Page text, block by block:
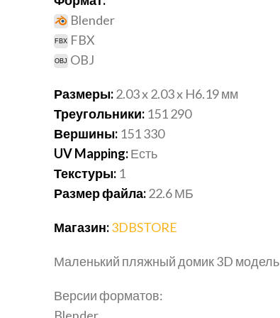
Blender
FBX
OBJ
Размеры:2.03 x 2.03 x H6.19 мм
Треугольники: 151 290
Вершины: 151 330
UV Mapping:Есть
Текстуры: 1
Размер файла:22.6МБ
Магазин:3DBSTORE
Маленький пляжный домик 3D модель
Версии форматов: